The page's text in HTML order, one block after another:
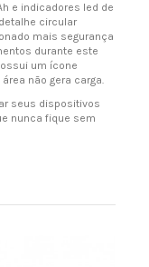
e indicadores led de
circular
mais segurança
durante este
um ícone
não gera carga.
seus dispositivos
nunca fique sem